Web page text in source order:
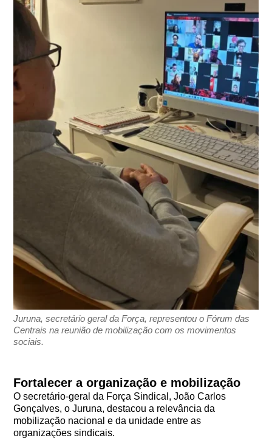
Juruna, secretário geral da Força, representou o Fórum das
Centrais na reunião de mobilização com os movimentos
sociais.
Fortalecer a organização e mobilização
O secretário-geral da Força Sindical, João Carlos
Gonçalves, o Juruna, destacou a relevância da
mobilização nacional e da unidade entre as
organizações sindicais.